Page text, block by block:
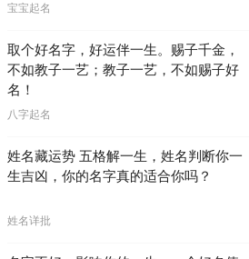
宝宝起名
取个好名字，好运伴一生。赐子千金，
不如教子一艺；教子一艺，不如赐子好
名！
八字起名
姓名藏运势 五格解一生，姓名判断你一
生吉凶，你的名字真的适合你吗？
姓名详批